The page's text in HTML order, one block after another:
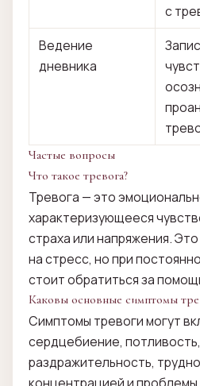
с
Ведение
дневника
Частые вопросы
Что такое тревога?
Тревога — это
характеризующееся
страха или напряжения.
на стресс, но при
стоит обратиться за
Каковы основные симптомы
Симптомы тревоги могут
сердцебиение,
раздражительность,